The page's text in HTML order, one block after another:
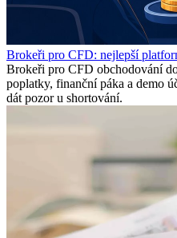
Brokeři pro CFD: nejlepší
Brokeři pro CFD obchodování
poplatky, finanční páka a demo
dát pozor u shortování.